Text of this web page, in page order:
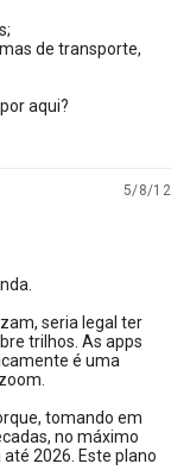
de transporte,
aqui?
5/8/12
seria legal ter
trilhos. As apps
é uma
tomando em
no máximo
2026. Este plano